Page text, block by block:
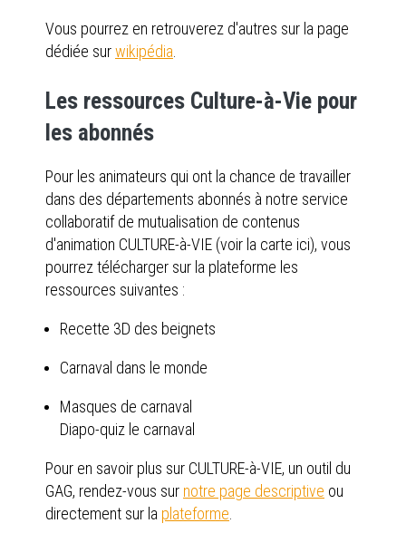
Vous pourrez en retrouverez d'autres sur la page
dédiée surwikipédia
Les ressources Culture-à-Vie pour
les abonnés
Pour les animateurs qui ont la chance de travailler
dans des départements abonnés à notre service
collaboratif de mutualisation de contenus
d'animation CULTURE-à-VIE (voir la carte ici), vous
pourrez télécharger sur la plateforme les
ressources suivantes :
Recette 3D des beignets
Carnaval dans le monde
Masques de carnaval
Diapo-quiz le carnaval
Pour en savoir plus sur CULTURE-à-VIE, un outil du
GAG, rendez-vous sur notre page descriptive ou
directement sur la plateforme